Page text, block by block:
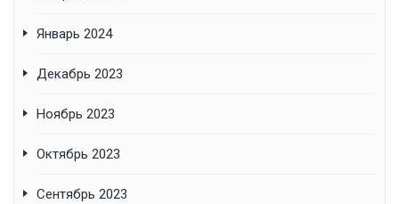
Январь 2024
Декабрь 2023
Ноябрь 2023
Октябрь 2023
Сентябрь 2023